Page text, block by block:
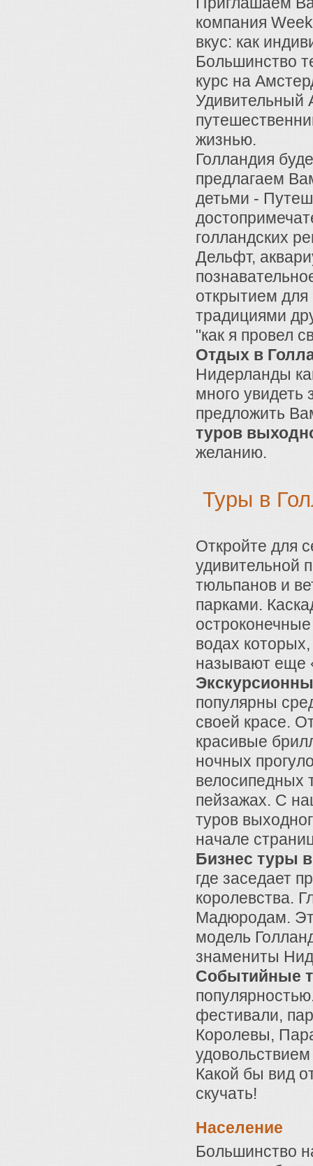
компания
вкус: как
Большинство
курс на
жизнью.
Голландия
предлагаем
детьми -
голландских
Дельфт,
открытием
традициями
"как я провел
Отдых в
Нидерланды
много
предложить
туров
желанию.
Туры в
Откройте для
удивительной
тюльпанов и
парками.
водах
называют еще
популярны
своей красе.
красивые
ночных
велосипедных
пейзажах. С
туров
начале
Бизнес туры
где заседает
королевства.
Мадюродам.
модель
знамениты
Событийные
фестивали,
Королевы,
Какой бы вид
скучать!
Население
Большинство